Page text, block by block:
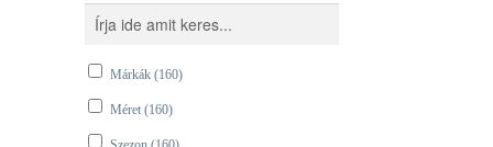
Márkák (160)
Méret (160)